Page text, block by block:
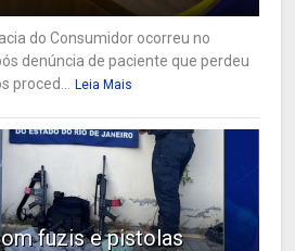
do Consumidor ocorreu no
denúncia de paciente que perdeu
proced...
Leia Mais
fuzis e pistolas